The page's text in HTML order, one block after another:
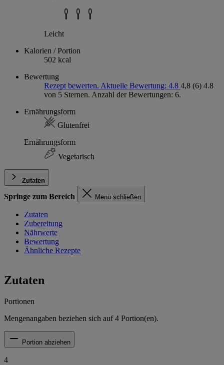
Leicht
Kalorien / Portion
502 kcal
Bewertung
Rezept bewerten. Aktuelle Bewertung: 4.8 4,8 (6) 4.8
von 5 Sternen. Anzahl der Bewertungen: 6.
Ernährungsform
Glutenfrei
Ernährungsform
Vegetarisch
Zutaten
Springe zum Bereich Menü schließen
Zutaten
Zubereitung
Nährwerte
Bewertung
Ähnliche Rezepte
Zutaten
Portionen
Mengenangaben beziehen sich auf4 Portion(en).
Portion abziehen
4